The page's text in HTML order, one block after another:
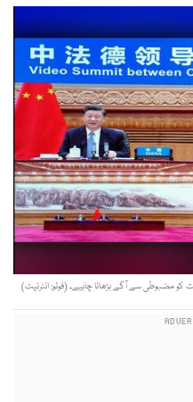
کو مضبوطی سے آگے بڑھانا چاہیے۔ (فوٹو: انٹرنیٹ)